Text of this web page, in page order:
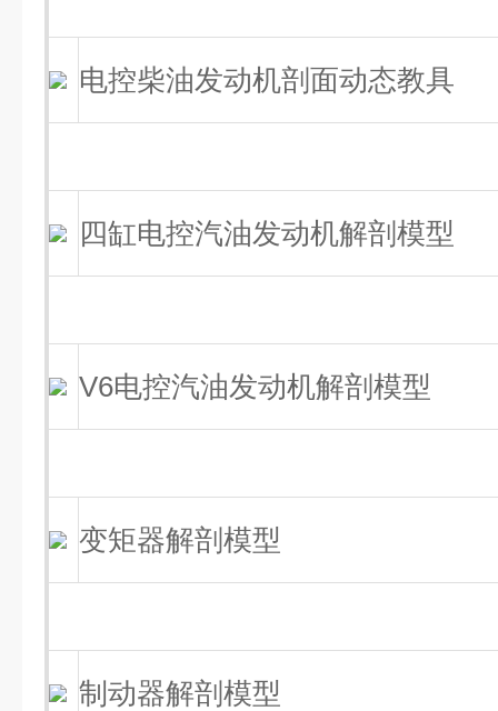
电控柴油发动机剖面动态教具
四缸电控汽油发动机解剖模型
V6电控汽油发动机解剖模型
变矩器解剖模型
制动器解剖模型